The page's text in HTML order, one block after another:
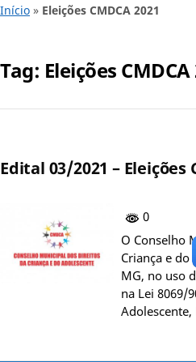
Início » Eleições CMDCA 2021
Tag: Eleições CMDCA
Edital 03/2021 – Eleições
0
O Conselho
Criança e do
MG, no uso
na Lei 8069/